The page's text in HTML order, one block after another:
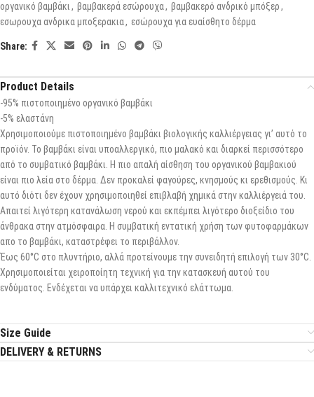
οργανικό βαμβάκι, βαμβακερά εσώρουχα, βαμβακερό ανδρικό μπόξερ,
εσωρουχα ανδρικα μποξερακια, εσώρουχα για ευαίσθητο δέρμα
Share:
Product Details
-95% πιστοποιημένο οργανικό βαμβάκι
-5% ελαστάνη
Χρησιμοποιούμε πιστοποιημένο βαμβάκι βιολογικής καλλιέργειας γι’ αυτό το
προϊόν. Το βαμβάκι είναι υποαλλεργικό, πιο μαλακό και διαρκεί περισσότερο
από το συμβατικό βαμβάκι. Η πιο απαλή αίσθηση του οργανικού βαμβακιού
είναι πιο λεία στο δέρμα. Δεν προκαλεί φαγούρες, κνησμούς κι ερεθισμούς. Κι
αυτό διότι δεν έχουν χρησιμοποιηθεί επιβλαβή χημικά στην καλλιέργειά του.
Απαιτεί λιγότερη κατανάλωση νερού και εκπέμπει λιγότερο διοξείδιο του
άνθρακα στην ατμόσφαιρα. Η συμβατική εντατική χρήση των φυτοφαρμάκων
απο το βαμβάκι, καταστρέφει το περιβάλλον.
Έως 60°C στο πλυντήριο, αλλά προτείνουμε την συνειδητή επιλογή των 30°C.
Χρησιμοποιείται χειροποίητη τεχνική για την κατασκευή αυτού του
ενδύματος. Ενδέχεται να υπάρχει καλλιτεχνικό ελάττωμα.
Size Guide
DELIVERY & RETURNS